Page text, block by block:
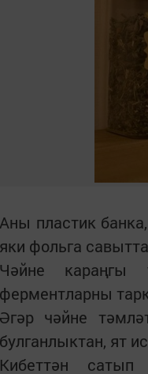
Аны пластик
яки фольга
Чәйне караңгы
ферментларны
Әгәр чәйне
булганлыктан, ят
Кибеттән